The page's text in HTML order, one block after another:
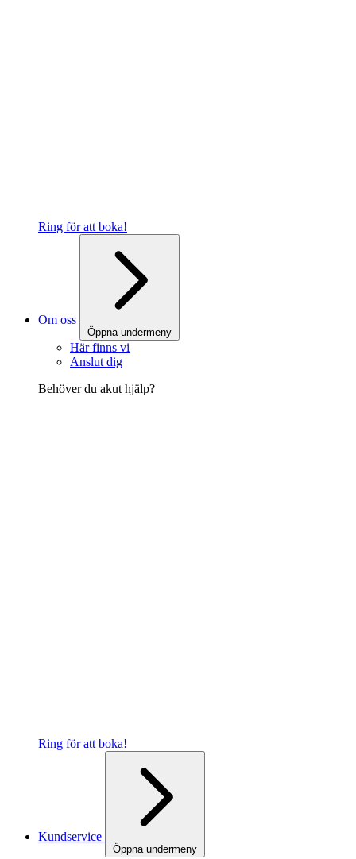
Ring för att boka!
Om oss
Öppna undermeny
Här finns vi
Anslut dig
Behöver du akut hjälp?
Ring för att boka!
Kundservice
Öppna undermeny